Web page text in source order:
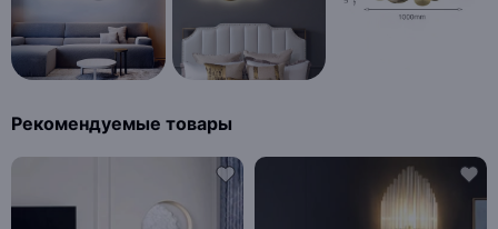
Рекомендуемые товары